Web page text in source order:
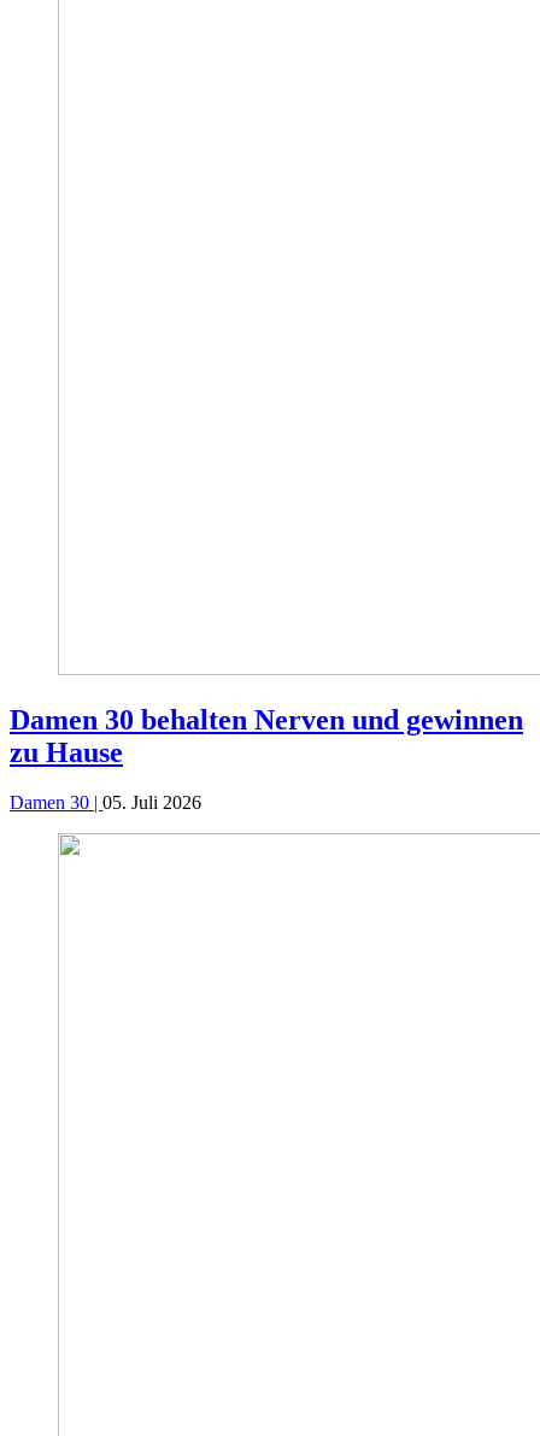
Damen 30 behalten Nerven und gewinnen
zu Hause
Damen 30 | 05. Juli 2026